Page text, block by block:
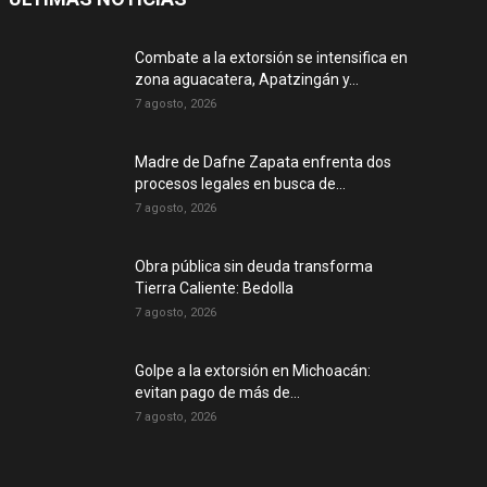
Combate a la extorsión se intensifica en
zona aguacatera, Apatzingán y...
7 agosto, 2026
Madre de Dafne Zapata enfrenta dos
procesos legales en busca de...
7 agosto, 2026
Obra pública sin deuda transforma
Tierra Caliente: Bedolla
7 agosto, 2026
Golpe a la extorsión en Michoacán:
evitan pago de más de...
7 agosto, 2026